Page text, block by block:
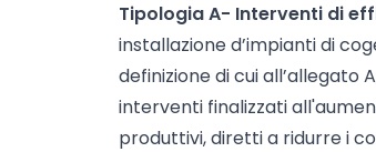
Tipologia A- Interventi di
installazione d’impianti di
definizione di cui all’allegato
interventi finalizzati
produttivi, diretti a ridurre i